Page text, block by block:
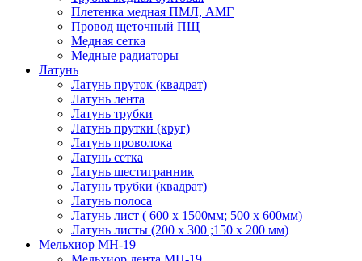
Плетенка медная ПМЛ, АМГ
Провод щеточный ПЩ
Медная сетка
Медные радиаторы
Латунь
Латунь пруток (квадрат)
Латунь лента
Латунь трубки
Латунь прутки (круг)
Латунь проволока
Латунь сетка
Латунь шестигранник
Латунь трубки (квадрат)
Латунь полоса
Латунь лист ( 600 х 1500мм; 500 х 600мм)
Латунь листы (200 х 300 ;150 х 200 мм)
Мельхиор МН-19